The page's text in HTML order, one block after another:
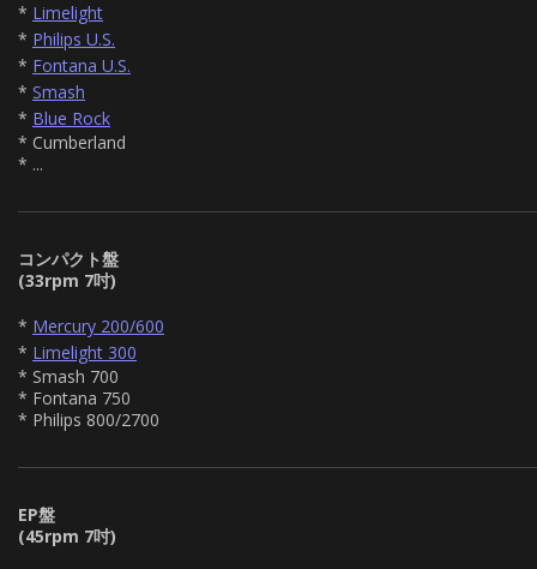
* Limelight
* Philips U.S.
* Fontana U.S.
* Smash
* Blue Rock
* Cumberland
* ...
コンパクト盤
(33rpm 7吋)
* Mercury 200/600
* Limelight 300
* Smash 700
* Fontana 750
* Philips 800/2700
EP盤
(45rpm 7吋)